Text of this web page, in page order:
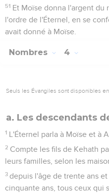
51 Et Moïse donna l'argent du
l'ordre de l'Éternel, en se
avait donné à Moïse.
Nombres 4
Seuls les Évangiles sont disponibles
a. Les descendants
1 L'Éternel parla à Moïse et à
2 Compte les fils de Kehath
leurs familles, selon les
3 depuis l'âge de trente ans
cinquante ans, tous ceux qui